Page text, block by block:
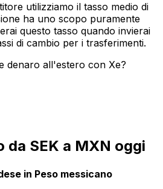
utilizziamo il tasso medio di
ha uno scopo puramente
questo tasso quando invierai
di cambio per i trasferimenti.
denaro all'estero con Xe?
da SEK a MXN oggi
in Peso messicano